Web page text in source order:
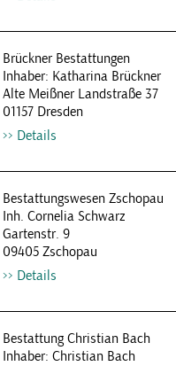
Brückner Bestattungen
Inhaber: Katharina Brückner
Alte Meißner Landstraße 37
01157 Dresden
Details
Bestattungswesen Zschopau
Inh. Cornelia Schwarz
Gartenstr. 9
09405 Zschopau
Details
Bestattung Christian Bach
Inhaber: Christian Bach